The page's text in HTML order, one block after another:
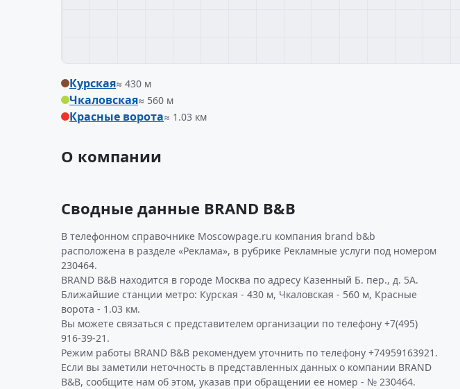
Курская≈ 430 м
Чкаловская≈ 560 м
Красные ворота≈ 1.03 км
О компании
Сводные данные BRAND B&B
В телефонном справочнике Moscowpage.ru компания brand b&b
расположена в разделе «Реклама», в рубрике Рекламные услуги под номером
230464.
BRAND B&B находится в городе Москва по адресу Казенный Б. пер., д. 5А.
Ближайшие станции метро: Курская - 430 м, Чкаловская - 560 м, Красные
ворота - 1.03 км.
Вы можете связаться с представителем организации по телефону +7(495)
916-39-21.
Режим работы BRAND B&B рекомендуем уточнить по телефону +74959163921.
Если вы заметили неточность в представленных данных о компании BRAND
B&B, сообщите нам об этом, указав при обращении ее номер - № 230464.